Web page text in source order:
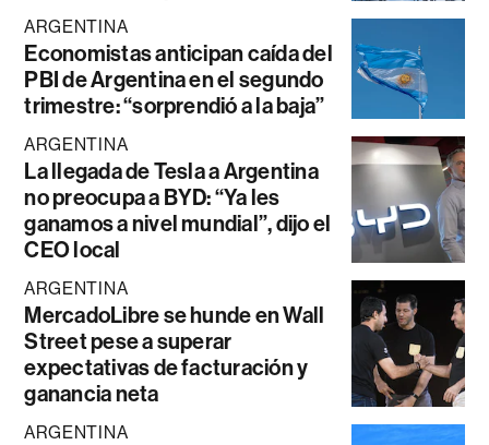
ARGENTINA
Economistas anticipan caída del
PBI de Argentina en el segundo
trimestre: “sorprendió a la baja”
ARGENTINA
La llegada de Tesla a Argentina
no preocupa a BYD: “Ya les
ganamos a nivel mundial”, dijo el
CEO local
ARGENTINA
MercadoLibre se hunde en Wall
Street pese a superar
expectativas de facturación y
ganancia neta
ARGENTINA